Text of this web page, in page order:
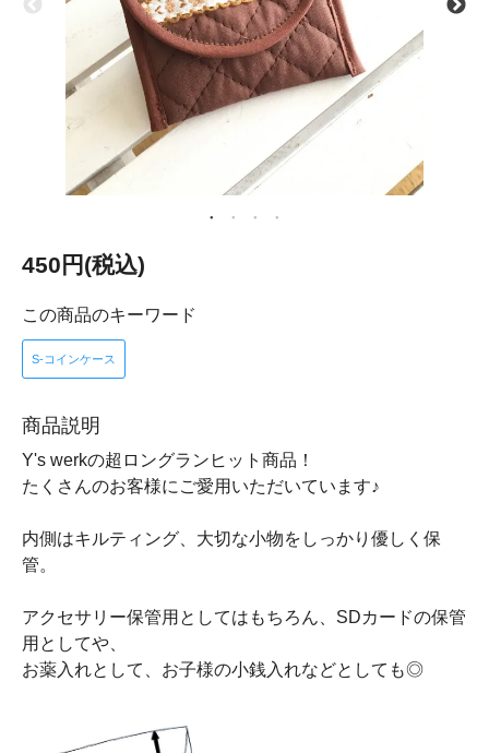
450円(税込)
この商品のキーワード
S-コインケース
商品説明
Y's werkの超ロングランヒット商品！
たくさんのお客様にご愛用いただいています♪
内側はキルティング、大切な小物をしっかり優しく保
管。
アクセサリー保管用としてはもちろん、SDカードの保管
用としてや、
お薬入れとして、お子様の小銭入れなどとしても◎